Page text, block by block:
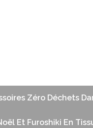
Zéro Déchets
Et Furoshiki En